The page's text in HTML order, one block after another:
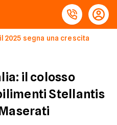
2025 segna una crescita
il colosso
Stellantis